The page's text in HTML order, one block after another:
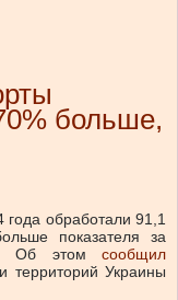
больше,
года обработали 91,1
показателя за
Об этом
сообщил
территорий Украины